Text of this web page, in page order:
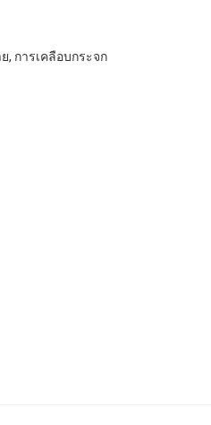
, การเคลือบกระจก